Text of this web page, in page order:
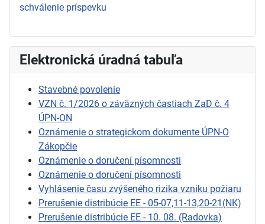
schválenie príspevku
Elektronická úradná tabuľa
Stavebné povolenie
VZN č. 1/2026 o záväzných častiach ZaD č. 4
ÚPN-ON
Oznámenie o strategickom dokumente ÚPN-O
Zákopčie
Oznámenie o doručení písomnosti
Oznámenie o doručení písomnosti
Vyhlásenie času zvýšeného rizika vzniku požiaru
Prerušenie distribúcie EE - 05-07,11-13,20-21(NK)
Prerušenie distribúcie EE - 10. 08. (Radovka)